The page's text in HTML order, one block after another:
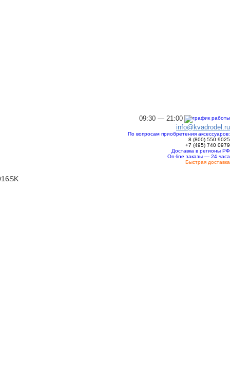
09:30 — 21:00
info@kvadrodel.ru
По вопросам приобретения аксессуаров:
8 (800) 550 9025
+7 (495) 740 0979
Доставка в регионы РФ
On-line заказы — 24 часа
Быстрая доставка